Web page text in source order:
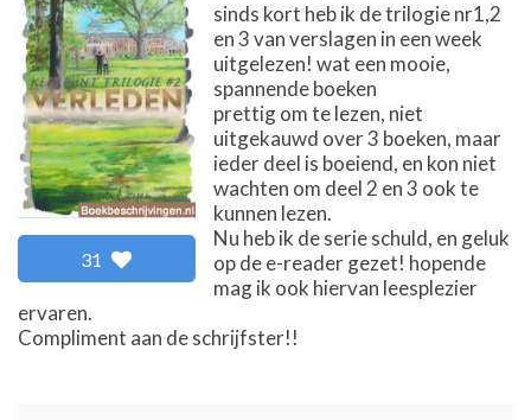
31
sinds kort heb ik de trilogie nr1,2
en 3 van verslagen in een week
uitgelezen! wat een mooie,
spannende boeken
prettig om te lezen, niet
uitgekauwd over 3 boeken, maar
ieder deel is boeiend, en kon niet
wachten om deel 2 en 3 ook te
kunnen lezen.
Nu heb ik de serie schuld, en geluk
op de e-reader gezet! hopende
mag ik ook hiervan leesplezier
ervaren.
Compliment aan de schrijfster!!